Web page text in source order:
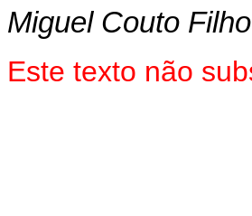
Miguel Couto Filho
Este texto não